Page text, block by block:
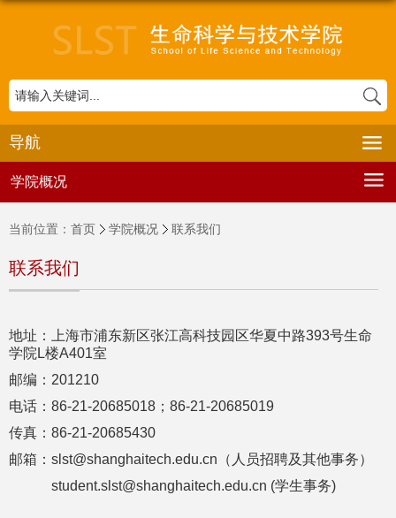
导航
学院概况
当前位置： 首页 学院概况 联系我们
联系我们
地址：上海市浦东新区张江高科技园区华夏中路393号生命
学院L楼A401室
邮编： 201210
电话： 86-21-20685018 ； 86-21-20685019
传真： 86-21-20685430
邮箱： slst@shanghaitech.edu.cn （人员招聘及其他事务）
student.slst@shanghaitech.edu.cn (学生事务)